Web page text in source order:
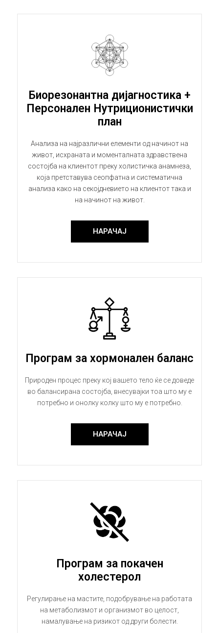
Биорезонантна дијагностика +
Персонален Нутриционистички
план
Анализа на најразлични елементи од начинот на
живот, исхраната и моменталната здравствена
состојба на клиентот преку холистичка анамнеза,
која претставува сеопфатна и систематична
анализа како на секојдневието на клиентот така и
на начинот на живот.
НАРАЧАЈ
Програм за хормонален баланс
Природен процес преку кој вашето тело ќе се доведе
во балансирана состојба, внесувајки тоа што му е
потребно и онолку колку што му е потребно.
НАРАЧАЈ
Програм за покачен
холестерол
Регулирање на мастите, подобрување на работата
на метаболизмот и организмот во целост,
намалување на ризикот од други болести.